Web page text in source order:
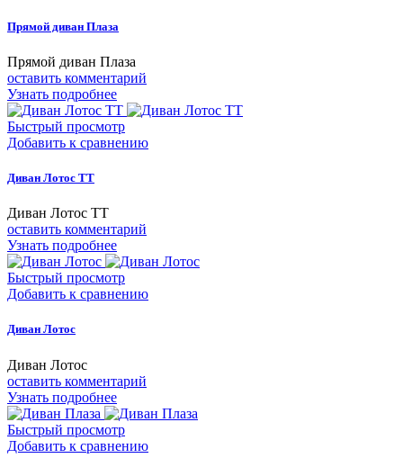
Прямой диван Плаза
Прямой диван Плаза
оставить комментарий
Узнать подробнее
Быстрый просмотр
Добавить к сравнению
Диван Лотос ТТ
Диван Лотос ТТ
оставить комментарий
Узнать подробнее
Быстрый просмотр
Добавить к сравнению
Диван Лотос
Диван Лотос
оставить комментарий
Узнать подробнее
Быстрый просмотр
Добавить к сравнению